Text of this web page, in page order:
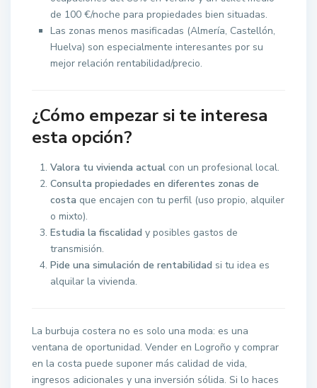
de 100 €/noche para propiedades bien situadas.
Las zonas menos masificadas (Almería, Castellón,
Huelva) son especialmente interesantes por su
mejor relación rentabilidad/precio.
¿Cómo empezar si te interesa
esta opción?
Valora tu vivienda actual con un profesional local.
Consulta propiedades en diferentes zonas de
costa que encajen con tu perfil (uso propio, alquiler
o mixto).
Estudia la fiscalidad y posibles gastos de
transmisión.
Pide una simulación de rentabilidad si tu idea es
alquilar la vivienda.
La burbuja costera no es solo una moda: es una
ventana de oportunidad. Vender en Logroño y comprar
en la costa puede suponer más calidad de vida,
ingresos adicionales y una inversión sólida. Si lo haces